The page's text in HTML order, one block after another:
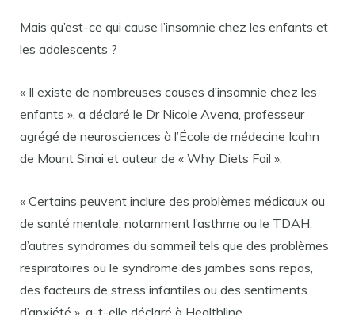
Mais qu’est-ce qui cause l’insomnie chez les enfants et
les adolescents ?
« Il existe de nombreuses causes d’insomnie chez les
enfants », a déclaré le Dr Nicole Avena, professeur
agrégé de neurosciences à l’École de médecine Icahn
de Mount Sinai et auteur de « Why Diets Fail ».
« Certains peuvent inclure des problèmes médicaux ou
de santé mentale, notamment l’asthme ou le TDAH,
d’autres syndromes du sommeil tels que des problèmes
respiratoires ou le syndrome des jambes sans repos,
des facteurs de stress infantiles ou des sentiments
d’anxiété », a-t-elle déclaré à Healthline.